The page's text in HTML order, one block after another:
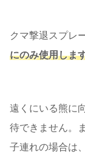
クマ撃退スプレ
にのみ使用しま
遠くにいる熊に
待できません。
子連れの場合は